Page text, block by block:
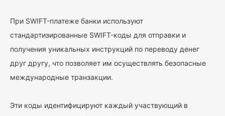
При SWIFT-платеже банки используют
стандартизированные SWIFT-коды для отправки и
получения уникальных инструкций по переводу денег
друг другу, что позволяет им осуществлять безопасные
международные транзакции.
Эти коды идентифицируют каждый участвующий в